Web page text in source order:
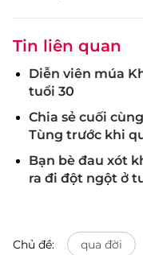
Tin liên quan
Diễn viên múa
tuổi 30
Chia sẻ cuối
Tùng trước khi
Bạn bè đau xót
ra đi đột ngột ở
Chủ đề: qua đời